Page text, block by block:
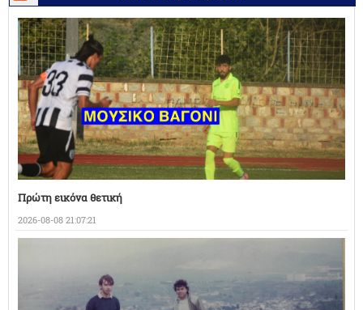
Πρώτη εικόνα θετική
2026-08-08 21:07:21